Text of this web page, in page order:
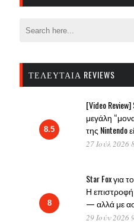
ΤΕΛΕΥΤΑΊΑ REVIEWS
8.5
[Video
μεγάλη
της Nintendo
27 Ιούλ 2026
8
Star Fox για
Η
— αλλά με
29 Ιούν 2026